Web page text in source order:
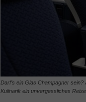
Darf’s ein Glas Champagner
Kulinarik ein unvergessliches